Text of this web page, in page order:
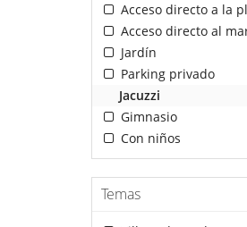
Acceso directo a la
Acceso directo al
Jardín
Parking privado
Jacuzzi
Gimnasio
Con niños
Temas